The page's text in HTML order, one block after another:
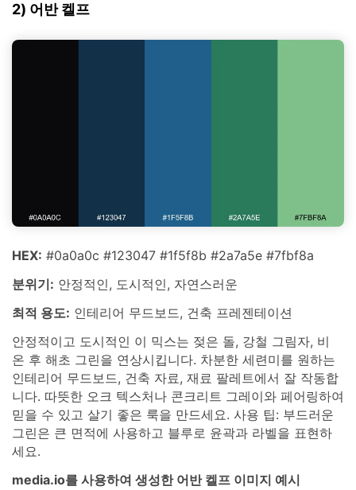
2) 어반 켈프
HEX: #0a0a0c #123047 #1f5f8b #2a7a5e #7fbf8a
분위기: 안정적인, 도시적인, 자연스러운
최적 용도: 인테리어 무드보드, 건축 프레젠테이션
안정적이고 도시적인 이 믹스는 젖은 돌, 강철 그림자, 비
온 후 해초 그린을 연상시킵니다. 차분한 세련미를 원하는
인테리어 무드보드, 건축 자료, 재료 팔레트에서 잘 작동합
니다. 따뜻한 오크 텍스처나 콘크리트 그레이와 페어링하여
믿을 수 있고 살기 좋은 룩을 만드세요. 사용 팁: 부드러운
그린은 큰 면적에 사용하고 블루로 윤곽과 라벨을 표현하
세요.
media.io를 사용하여 생성한 어반 켈프 이미지 예시